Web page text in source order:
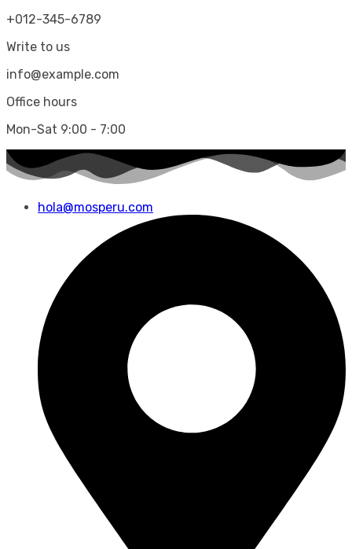
+012-345-6789
Write to us
info@example.com
Office hours
Mon-Sat 9:00 - 7:00
hola@mosperu.com